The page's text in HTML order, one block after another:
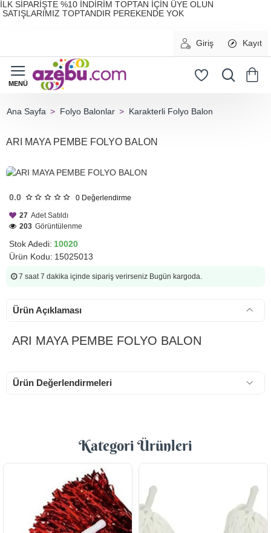
İLK SİPARİŞTE %10 İNDİRİM TOPTAN İÇİN ÜYE OLUN
SATIŞLARIMIZ TOPTANDIR PEREKENDE YOK
Giriş Kayıt
Folyo Balonlar Karakterli Folyo Balon
ARI MAYA PEMBE FOLYO BALON
0.0 0 Değerlendirme
Stok Adedi: 10020
Ürün Kodu: 15025013
27 Adet Satıldı
203 Görüntülenme
7 saat 7 dakika içinde sipariş verirseniz Bugün kargoda.
Ürün Açıklaması
ARI MAYA PEMBE FOLYO BALON
Ürün Değerlendirmeleri
Kategori Ürünleri